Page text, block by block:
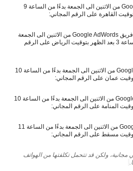
: تكلم مع فريق Google AdWords من الاثنين الى الجمعة بدءًا من الساعة 9
: تكلم مع فريق Google AdWords من الاثنين الى الجمعة
بدءًا من الساعة 10 صباحاً وحتى الساعة 3 بعد الظهر بتوقيت الرياض على الرقم
: تكلم مع فريق Google AdWords من الاثنين الى الجمعة بدءًا من الساعة 10
: تكلم مع فريق Google AdWords من الاثنين الى الجمعة بدءًا من الساعة 10
: تكلم مع فريق Google AdWords من الاثنين الى الجمعة بدءًا من الساعة 11
مجانية، ولكن قد تتحمل تكلفتها من الهواتف